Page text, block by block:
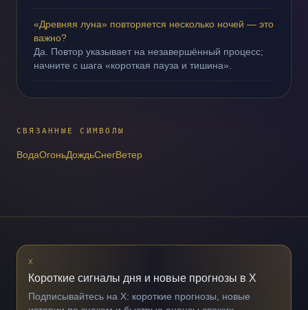
«Древняя луна» повторяется несколько ночей — это
важно?
Да. Повтор указывает на незавершённый процесс;
начните с шага «короткая пауза и тишина».
СВЯЗАННЫЕ СИМВОЛЫ
ВодаОгоньДождьСнегВетер
X
Короткие сигналы дня и новые прогнозы в X
Подписывайтесь на X: короткие прогнозы, новые